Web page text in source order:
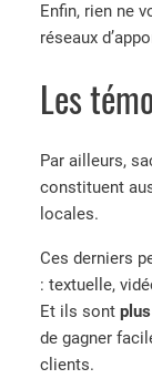
Enfin, rien ne
réseaux
Les
Par ailleurs,
constituent
locales.
Ces derniers
: textuelle,
Et ils sont
de gagner
clients.